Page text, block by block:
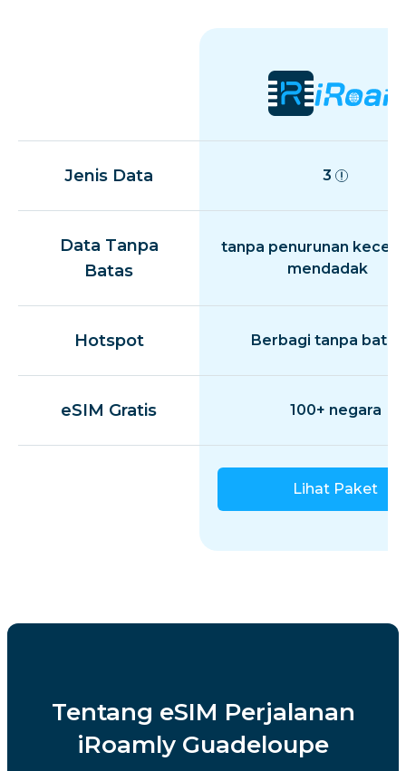
Jenis Data 3
Data Tanpa
Batas
tanpa penurunan
mendadak
Hotspot Berbagi tanpa batas
eSIM Gratis 100+ negara
Lihat Paket
Tentang eSIM Perjalanan
iRoamly Guadeloupe